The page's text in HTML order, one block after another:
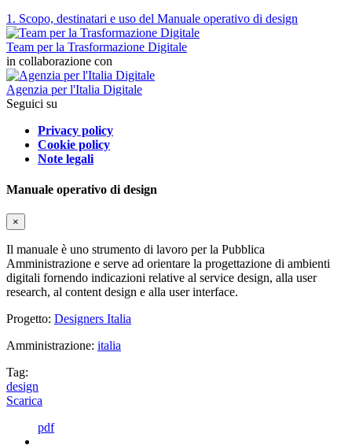
1. Scopo, destinatari e uso del Manuale operativo di design
Team per la Trasformazione Digitale
in collaborazione con
Agenzia per l'Italia Digitale
Seguici su
Privacy policy
Cookie policy
Note legali
Manuale operativo di design
×
Il manuale è uno strumento di lavoro per la Pubblica
Amministrazione e serve ad orientare la progettazione di ambienti
digitali fornendo indicazioni relative al service design, alla user
research, al content design e alla user interface.
Progetto: Designers Italia
Amministrazione: italia
Tag:
design
Scarica
pdf